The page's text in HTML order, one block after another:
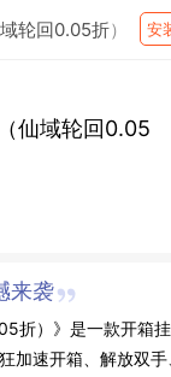
轮回0.05折） 安
仙域轮回0.05
来袭
折）》是一款开箱
加速开箱、解放双